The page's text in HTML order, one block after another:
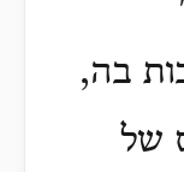
בה,
של